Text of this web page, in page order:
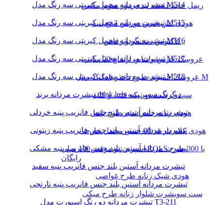
ریمل حجم دهنده لیدی پیور سوپر مکس
هودی لش جنس دورس 3 نخ پنبه
کاکتوس سخنگو و رقاص
عروسک خرس ولنتاین ارتفاع 20 سانتی
عروسک خمیری طرح دختر بادکنک مدل M
ست گردنبند دو تیکه قلب و کلید
هودی زنانه جنس تدی طرح پاندا
هودی کلاه دار قد 90 جنس مخمل خارجی
اسپری تتو موقت 140 میلی ROLS با 300 طرح
رایگان
هودی شیک زنانه طرح غواصی
ست سویشرت شلوار زنانه طرح میکی
تیشرت مردانه مخمل کبریتی سه رنگ مدل M514
تیشرت مردانه مخمل کبریتی سه رنگ مدل M515
تیشرت مردانه مخمل کبریتی سه رنگ مدل M516
تیشرت مردانه مخمل کبریتی سه رنگ مدل M517
تیشرت مردانه مخمل کبریتی سه رنگ مدل M518
تیشرت مردانه برند think less دو رنگ سوپر پنبه
تیشرت مردانه آستین بلند جنس فانریپ پنبه خردلی
تیشرت مردانه آستین بلند جنس فانریپ پنبه زیتونی
تیشرت مردانه آستین بلند جنس فانریپ پنبه مشکی
تیشرت مردانه آستین بلند جنس فانریپ پنبه سفید
تیشرت مردانه آستین بلند جنس فانریپ پنبه نارنجی
تیشرت مردانه دو رنگ اسپورت مدل T3-211